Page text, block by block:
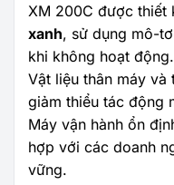
XM 200C được thiết
xanh, sử dụng mô-
khi không hoạt động.
Vật liệu thân máy và
giảm thiểu tác động
Máy vận hành ổn
hợp với các doanh
vững.